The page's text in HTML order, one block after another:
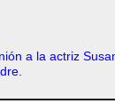
a la actriz